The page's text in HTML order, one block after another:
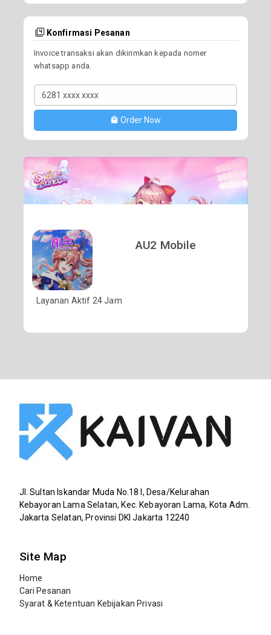
Konfirmasi Pesanan
Invoice transaksi akan dikirimkan kepada nomer
whatsapp anda.
Order Now
AU2 Mobile
Layanan Aktif 24 Jam
Jl. Sultan Iskandar Muda No.18 I, Desa/Kelurahan
Kebayoran Lama Selatan, Kec. Kebayoran Lama, Kota Adm.
Jakarta Selatan, Provinsi DKI Jakarta 12240
Site Map
Home
Cari Pesanan
Syarat & Ketentuan Kebijakan Privasi